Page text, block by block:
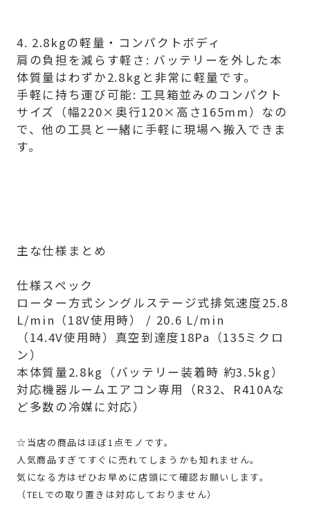
4. 2.8kgの軽量・コンパクトボディ
肩の負担を減らす軽さ: バッテリーを外した本
体質量はわずか2.8kgと非常に軽量です。
手軽に持ち運び可能: 工具箱並みのコンパクト
サイズ（幅220×奥行120×高さ165mm）なの
で、他の工具と一緒に手軽に現場へ搬入できま
す。
主な仕様まとめ
仕様スペック
ローター方式シングルステージ式排気速度25.8
L/min（18V使用時） / 20.6 L/min
（14.4V使用時）真空到達度18Pa（135ミクロ
ン）
本体質量2.8kg（バッテリー装着時 約3.5kg）
対応機器ルームエアコン専用（R32、R410Aな
ど多数の冷媒に対応）
☆当店の商品はほぼ1点モノです。
人気商品すぎてすぐに売れてしまうかも知れません。
気になる方はぜひお早めに店頭にて確認お願いします。
（TELでの取り置きは対応しておりません）